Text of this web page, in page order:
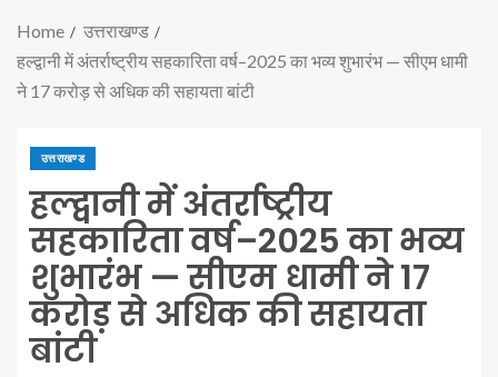
Home
उत्तराखण्ड
हल्द्वानी में अंतर्राष्ट्रीय सहकारिता वर्ष–2025 का भव्य शुभारंभ — सीएम धामी
ने 17 करोड़ से अधिक की सहायता बांटी
उत्तराखण्ड
हल्द्वानी में अंतर्राष्ट्रीय
सहकारिता वर्ष–2025 का भव्य
शुभारंभ — सीएम धामी ने 17
करोड़ से अधिक की सहायता
बांटी